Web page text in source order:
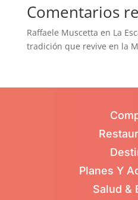
Comentarios
Raffaele Muscetta en La
tradición que revive en la
Planes Y
Salud &